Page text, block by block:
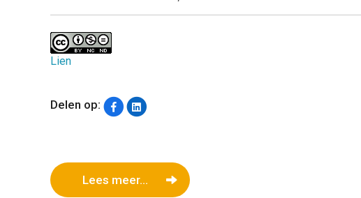
Lien
Delen op:
Lees meer...